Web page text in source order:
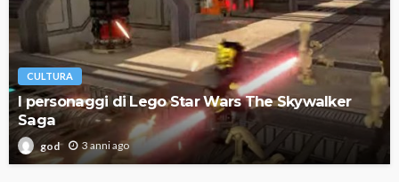
CULTURA
I personaggi di Lego Star Wars The Skywalker
Saga
god 3 anni ago